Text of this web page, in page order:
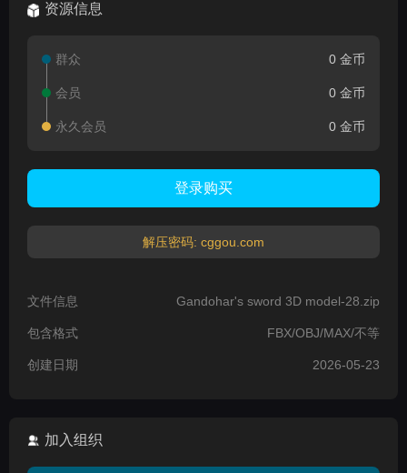
资源信息
群众 0 金币
会员 0 金币
永久会员 0 金币
登录购买
解压密码: cggou.com
文件信息 Gandohar's sword 3D model-28.zip
包含格式 FBX/OBJ/MAX/不等
创建日期 2026-05-23
加入组织